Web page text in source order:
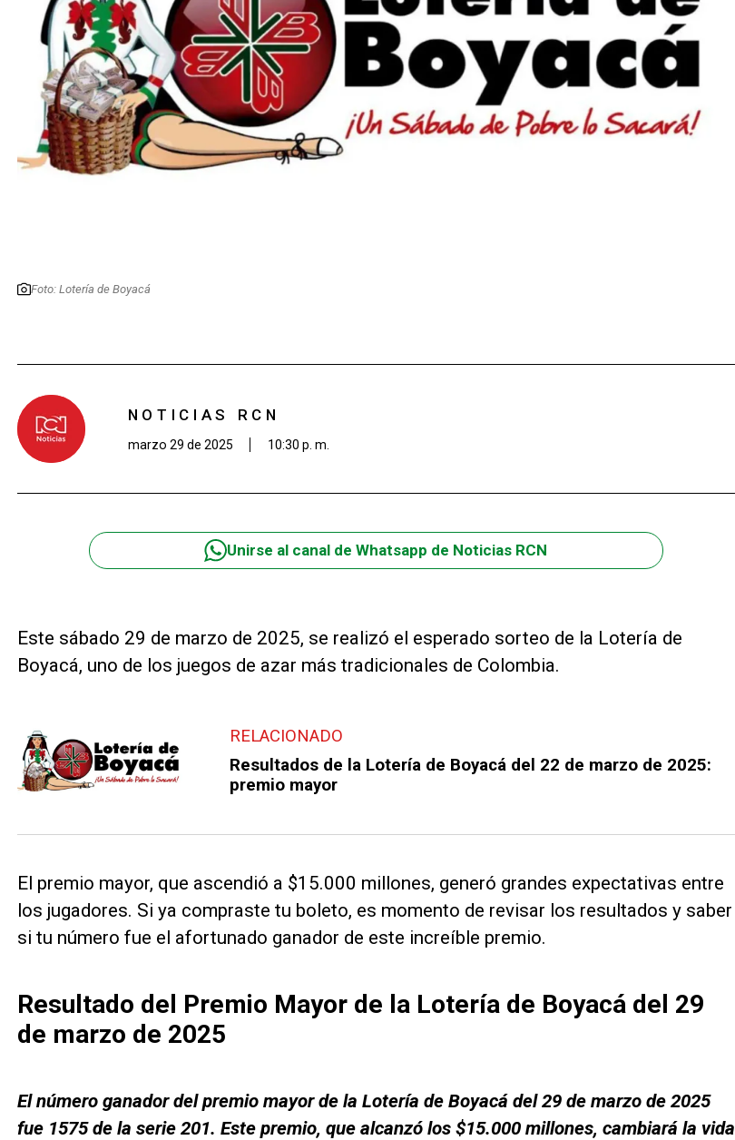
Foto: Lotería de Boyacá
NOTICIAS RCN
marzo 29 de 2025 10:30 p. m.
Unirse al canal de Whatsapp de Noticias RCN
Este sábado 29 de marzo de 2025, se realizó el esperado sorteo de la Lotería de
Boyacá, uno de los juegos de azar más tradicionales de Colombia.
RELACIONADO
Resultados de la Lotería de Boyacá del 22 de marzo de 2025:
premio mayor
El premio mayor, que ascendió a $15.000 millones, generó grandes expectativas entre
los jugadores. Si ya compraste tu boleto, es momento de revisar los resultados y saber
si tu número fue el afortunado ganador de este increíble premio.
Resultado del Premio Mayor de la Lotería de Boyacá del 29
de marzo de 2025
El número ganador del premio mayor de la Lotería de Boyacá del 29 de marzo de 2025
fue 1575 de la serie 201. Este premio, que alcanzó los $15.000 millones, cambiará la vida